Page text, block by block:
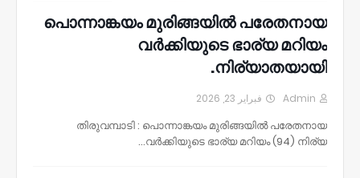
പൊന്നാങ്കയം മുരിങ്ങയിൽ പരേതനായ
വർക്കിയുടെ ഭാര്യ മറിയം
നിര്യാതയായി.
Admin فبراير 23, 2026
തിരുവമ്പാടി : പൊന്നാങ്കയം മുരിങ്ങയിൽ പരേതനായ
വർക്കിയുടെ ഭാര്യ മറിയം (94) നിര്യ…